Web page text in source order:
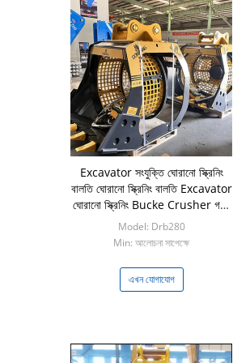
Excavator সংযুক্তি ঘোরানো স্ক্রিনিং
বালতি ঘোরানো স্ক্রিনিং বালতি Excavator
ঘোরানো স্ক্রিনিং Bucke Crusher গরম
বিক্রয়
Model: Drb280
Min: আলোচনা সাপেক্ষে
এখন যোগাযোগ